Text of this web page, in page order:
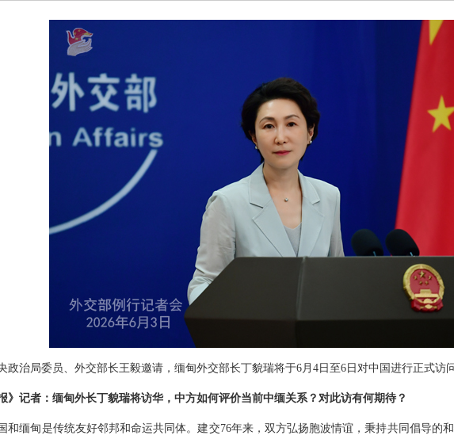
政治局委员、外交部长王毅邀请，缅甸外交部长丁貌瑞将于6月4日至6日对中国进行正式访问
》记者：缅甸外长丁貌瑞将访华，中方如何评价当前中缅关系？对此访有何期待？
和缅甸是传统友好邻邦和命运共同体。建交76年来，双方弘扬胞波情谊，秉持共同倡导的